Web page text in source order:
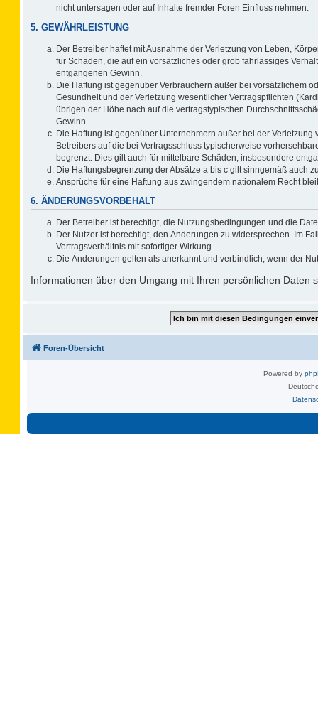
nicht untersagen oder auf Inhalte fremder Foren Einfluss nehmen.
5. GEWÄHRLEISTUNG
Der Betreiber haftet mit Ausnahme der Verletzung von Leben,
für Schäden, die auf ein vorsätzliches oder grob fahrlässiges
entgangenen Gewinn.
Die Haftung ist gegenüber Verbrauchern außer bei vorsätzlichem
Gesundheit und der Verletzung wesentlicher Vertragspflichten
übrigen der Höhe nach auf die vertragstypischen
Gewinn.
Die Haftung ist gegenüber Unternehmern außer bei der
Betreibers auf die bei Vertragsschluss typischerweise
begrenzt. Dies gilt auch für mittelbare Schäden, insbesondere
Die Haftungsbegrenzung der Absätze a bis c gilt sinngemäß auch
Ansprüche für eine Haftung aus zwingendem nationalem Recht
6. ÄNDERUNGSVORBEHALT
Der Betreiber ist berechtigt, die Nutzungsbedingungen und die
Der Nutzer ist berechtigt, den Änderungen zu widersprechen. Im
Vertragsverhältnis mit sofortiger Wirkung.
Die Änderungen gelten als anerkannt und verbindlich, wenn der
Informationen über den Umgang mit Ihren persönlichen Daten
Foren-Übersicht
Powered by